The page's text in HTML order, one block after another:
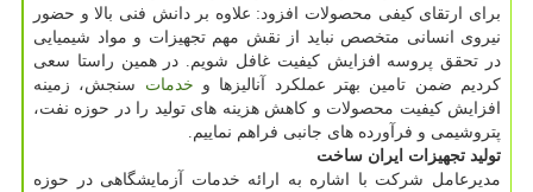
برای ارتقای کیفی محصولات افزود: علاوه بر دانش فنی بالا و حضور
نیروی انسانی متخصص نباید از نقش مهم تجهیزات و مواد شیمیایی
در تحقق پروسه افزایش کیفیت غافل شویم. در همین راستا سعی
کردیم ضمن تامین بهتر عملکرد آنالیزها و خدمات سنجش، زمینه
افزایش کیفیت محصولات و کاهش هزینه های تولید را در حوزه نفت،
پتروشیمی و فرآورده های جانبی فراهم نماییم.
تولید تجهیزات ایران ساخت
مدیرعامل شرکت با اشاره به ارائه خدمات آزمایشگاهی در حوزه